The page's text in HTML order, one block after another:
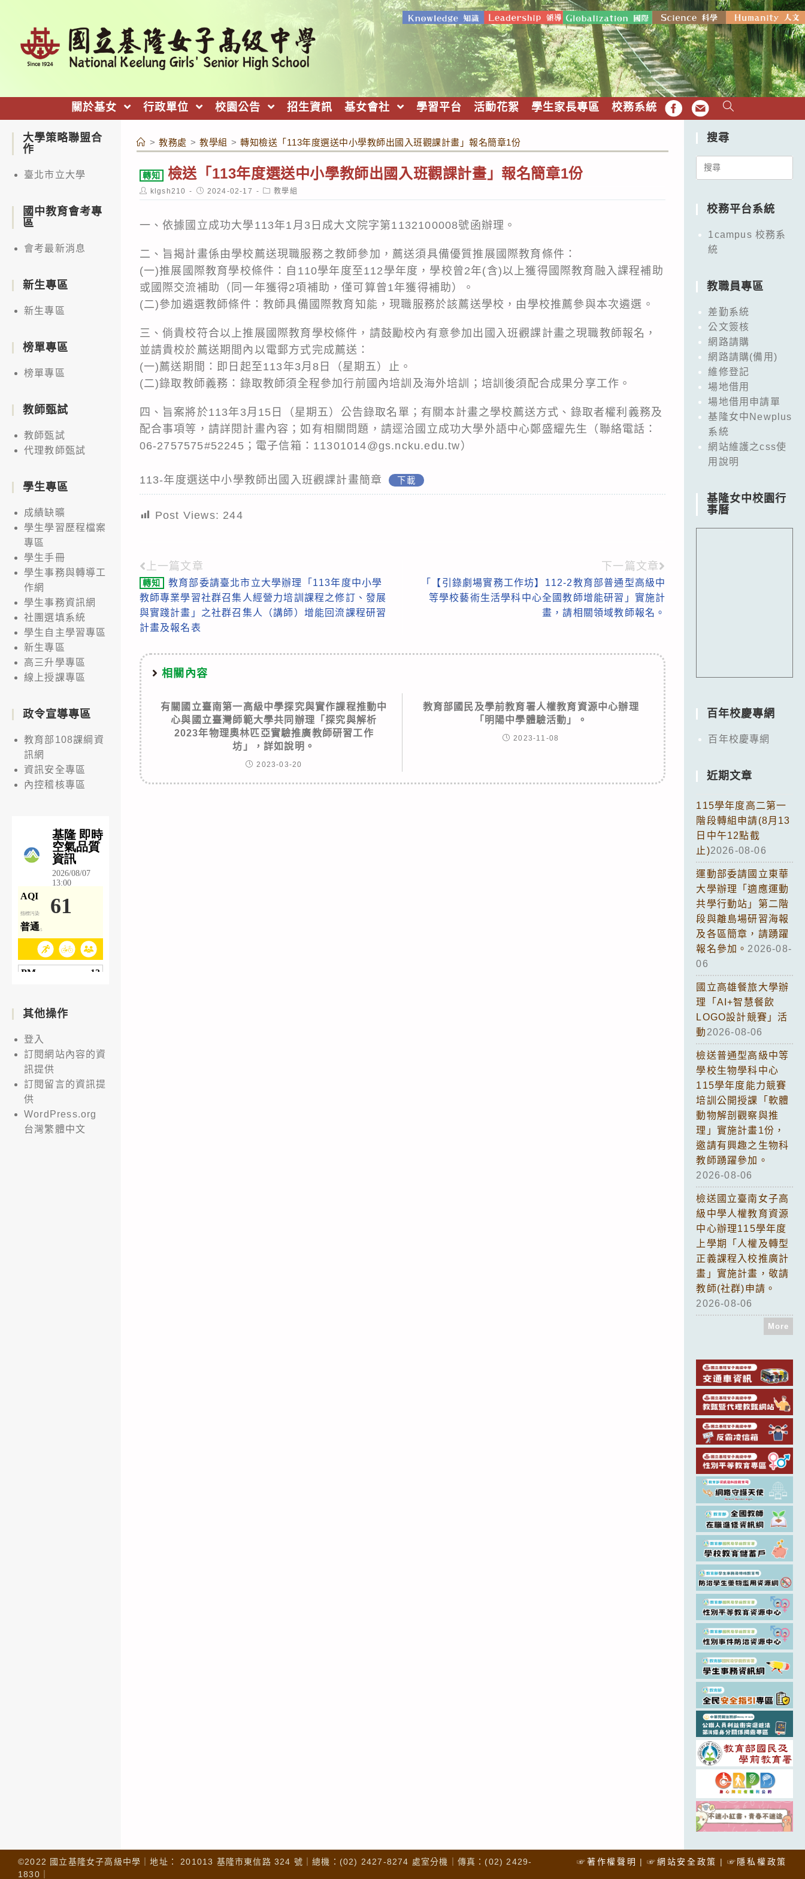
關於基女 行政單位 校園公告 招生資訊 基女會社 學習平台 活動花絮 學生家長專區 校務系統 FB EMAIL
> 教務處 > 教學組 > 轉知檢送「113年度選送中小學教師出國入班觀課計畫」報名簡章1份
轉知 檢送「113年度選送中小學教師出國入班觀課計畫」報名簡章1份
Post
author:
klgsh210
Post
published:
2024-02-17
Post
category:
教學組
一、依據國立成功大學113年1月3日成大文院字第1132100008號函辦理。
二、旨揭計畫係由學校薦送現職服務之教師參加，薦送須具備優質推展國際教育條件：
(一)推展國際教育學校條件：自110學年度至112學年度，學校曾2年(含)以上獲得國際教育融入課程補助
或國際交流補助（同一年獲得2項補助，僅可算曾1年獲得補助）。
(二)參加遴選教師條件：教師具備國際教育知能，現職服務於該薦送學校，由學校推薦參與本次遴選。
三、倘貴校符合以上推展國際教育學校條件，請鼓勵校內有意參加出國入班觀課計畫之現職教師報名，
並請貴校於薦送期間內以電郵方式完成薦送：
(一)薦送期間：即日起至113年3月8日（星期五）止。
(二)錄取教師義務：錄取教師須全程參加行前國內培訓及海外培訓；培訓後須配合成果分享工作。
四、旨案將於113年3月15日（星期五）公告錄取名單；有關本計畫之學校薦送方式、錄取者權利義務及
配合事項等，請詳閱計畫內容；如有相關問題，請逕洽國立成功大學外語中心鄭盛耀先生（聯絡電話：
06-2757575#52245；電子信箱：11301014@gs.ncku.edu.tw）
113-年度選送中小學教師出國入班觀課計畫簡章 下載
Post Views: 244
Read
more
articles
上一篇文章
轉知
教育部委請臺北市立大學辦理「113年度中小學
教師專業學習社群召集人經營力培訓課程之修訂、發展
與實踐計畫」之社群召集人（講師）增能回流課程研習
計畫及報名表
下一篇文章
「【引錄劇場實務工作坊】112-2教育部普通型高級中
等學校藝術生活學科中心全國教師增能研習」實施計
畫，請相關領域教師報名。
相關內容
有關國立臺南第一高級中學探究與實作課程推動中
心與國立臺灣師範大學共同辦理「探究與解析
2023年物理奧林匹亞實驗推廣教師研習工作
坊」，詳如說明。
2023-03-20
教育部國民及學前教育署人權教育資源中心辦理
「明陽中學體驗活動」。
2023-11-08
大學策略聯盟合
作
臺北市立大學
國中教育會考專
區
會考最新消息
新生專區
新生專區
榜單專區
榜單專區
教師甄試
教師甄試
代理教師甄試
學生專區
成績缺曠
學生學習歷程檔案
專區
學生手冊
學生事務與轉導工
作網
學生事務資訊網
社團選填系統
學生自主學習專區
新生專區
高三升學專區
線上授課專區
政令宣導專區
教育部108課綱資
訊網
資訊安全專區
內控稽核專區
其他操作
登入
訂閱網站內容的資
訊提供
訂閱留言的資訊提
供
WordPress.org
台灣繁體中文
搜尋
Search
校務平台系統
1campus 校務系
統
教職員專區
差勤系統
公文簽核
網路請購
網路請購(備用)
維修登記
場地借用
場地借用申請單
基隆女中Newplus
系統
網站維護之css使
用說明
基隆女中校園行
事曆
百年校慶專網
百年校慶專網
近期文章
115學年度高二第一
階段轉組申請(8月13
日中午12點截
止)2026-08-06
運動部委請國立東華
大學辦理「適應運動
共學行動站」第二階
段與離島場研習海報
及各區簡章，請踴躍
報名參加。 2026-08-
06
國立高雄餐旅大學辦
理「AI+智慧餐飲
LOGO設計競賽」活
動 2026-08-06
檢送普通型高級中等
學校生物學科中心
115學年度能力競賽
培訓公開授課「軟體
動物解剖觀察與推
理」實施計畫1份，
邀請有興趣之生物科
教師踴躍參加。
2026-08-06
檢送國立臺南女子高
級中學人權教育資源
中心辦理115學年度
上學期「人權及轉型
正義課程入校推廣計
畫」實施計畫，敬請
教師(社群)申請。
2026-08-06
More
☞著作權聲明 ☞網站安全政策 ☞隱私權政策
©2022 國立基隆女子高級中學｜地址： 201013 基隆市東信路 324 號｜總機：(02) 2427-8274 處室分機｜傳真：(02) 2429-
1830｜